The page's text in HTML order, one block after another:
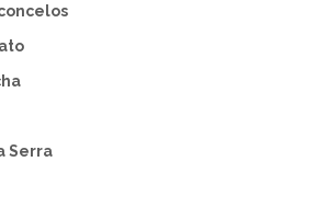
Serra